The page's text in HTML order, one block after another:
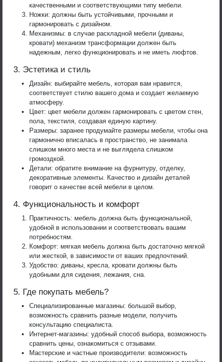
качественными и соответствующими типу мебели.
Ножки: должны быть устойчивыми, прочными и
гармонировать с дизайном.
Механизмы: в случае раскладной мебели (диваны,
кровати) механизм трансформации должен быть
надежным, легко функционировать и не иметь люфтов.
3. Эстетика и стиль
Дизайн: выбирайте мебель, которая вам нравится,
соответствует стилю вашего дома и создает желаемую
атмосферу.
Цвет: цвет мебели должен гармонировать с цветом стен,
пола, текстиля, создавая единую картину.
Размеры: заранее продумайте размеры мебели, чтобы она
гармонично вписалась в пространство, не занимала
слишком много места и не выглядела слишком
громоздкой.
Детали: обратите внимание на фурнитуру, отделку,
декоративные элементы. Качество и дизайн деталей
говорит о качестве всей мебели в целом.
4. Функциональность и комфорт
Практичность: мебель должна быть функциональной,
удобной в использовании и соответствовать вашим
потребностям.
Комфорт: мягкая мебель должна быть достаточно мягкой
или жесткой, в зависимости от ваших предпочтений.
Удобство: диваны, кресла, кровати должны быть
удобными для сидения, лежания, сна.
5. Где покупать мебель?
Специализированные магазины: большой выбор,
возможность сравнить разные модели, получить
консультацию специалиста.
Интернет-магазины: удобный способ выбора, возможность
сравнить цены, ознакомиться с отзывами.
Мастерские и частные производители: возможность